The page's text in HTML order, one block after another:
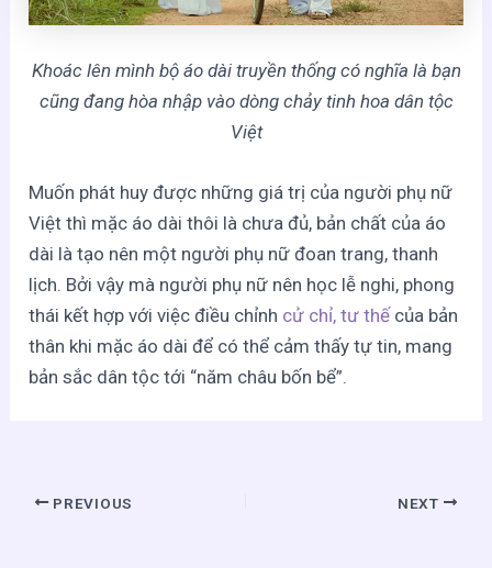
Khoác lên mình bộ áo dài truyền thống có nghĩa là bạn
cũng đang hòa nhập vào dòng chảy tinh hoa dân tộc
Việt
Muốn phát huy được những giá trị của người phụ nữ
Việt thì mặc áo dài thôi là chưa đủ, bản chất của áo
dài là tạo nên một người phụ nữ đoan trang, thanh
lịch. Bởi vậy mà người phụ nữ nên học lễ nghi, phong
thái kết hợp với việc điều chỉnh cử chỉ, tư thế của bản
thân khi mặc áo dài để có thể cảm thấy tự tin, mang
bản sắc dân tộc tới “năm châu bốn bể”.
PREVIOUS NEXT